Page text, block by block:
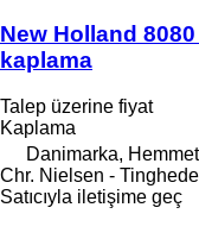
New Holland
kaplama
Talep üzerine fiyat
Kaplama
Danimarka, Hemmet
Chr. Nielsen -
Satıcıyla iletişime geç